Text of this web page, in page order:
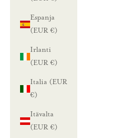
Espanja
(EUR €)
Irlanti
(EUR €)
Italia (EUR
€)
Itävalta
(EUR €)